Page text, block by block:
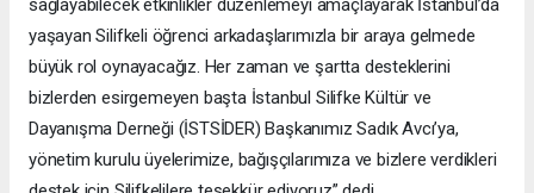
sağlayabilecek etkinlikler düzenlemeyi amaçlayarak İstanbul’da
yaşayan Silifkeli öğrenci arkadaşlarımızla bir araya gelmede
büyük rol oynayacağız. Her zaman ve şartta desteklerini
bizlerden esirgemeyen başta İstanbul Silifke Kültür ve
Dayanışma Derneği (İSTSİDER) Başkanımız Sadık Avcı’ya,
yönetim kurulu üyelerimize, bağışçılarımıza ve bizlere verdikleri